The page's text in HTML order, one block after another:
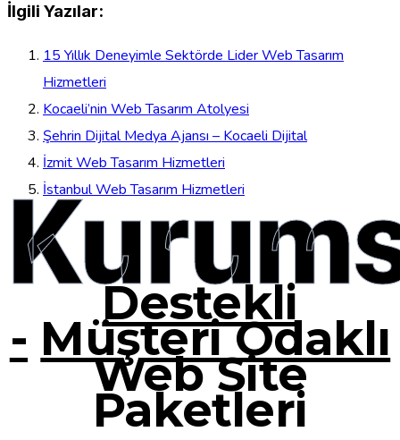
İlgili Yazılar:
15 Yıllık Deneyimle Sektörde Lider Web Tasarım
Hizmetleri
Kocaeli’nin Web Tasarım Atolyesi
Şehrin Dijital Medya Ajansı – Kocaeli Dijital
İzmit Web Tasarım Hizmetleri
İstanbul Web Tasarım Hizmetleri
Destekli
- Müşteri Odaklı
Web Site
Paketleri